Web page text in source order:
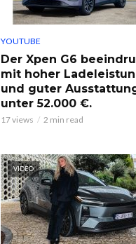
YOUTUBE
Der Xpen G6
mit hoher
und guter
unter 52.000 €.
17 views 2 min read
VIDEO